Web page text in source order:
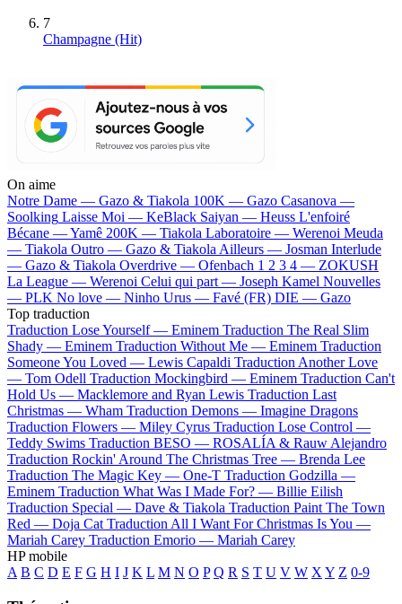
7
Champagne (Hit)
On aime
Notre Dame — Gazo & Tiakola 100K — Gazo Casanova —
Soolking Laisse Moi — KeBlack Saiyan — Heuss L'enfoiré
Bécane —Yamê 200K — Tiakola Laboratoire — Werenoi Meuda
— Tiakola Outro — Gazo & Tiakola Ailleurs — Josman Interlude
— Gazo & Tiakola Overdrive — Ofenbach 1 2 3 4 — ZOKUSH
La League — Werenoi Celui qui part — Joseph Kamel Nouvelles
— PLK No love — Ninho Urus — Favé (FR) DIE — Gazo
Top traduction
Traduction Lose Yourself — Eminem Traduction The Real Slim
Shady — Eminem Traduction Without Me — Eminem Traduction
Someone You Loved — Lewis Capaldi Traduction Another Love
— Tom Odell Traduction Mockingbird — Eminem Traduction Can't
Hold Us — Macklemore and Ryan Lewis Traduction Last
Christmas — Wham Traduction Demons — Imagine Dragons
Traduction Flowers — Miley Cyrus Traduction Lose Control —
Teddy Swims Traduction BESO — ROSALÍA & Rauw Alejandro
Traduction Rockin' Around The Christmas Tree — Brenda Lee
Traduction The Magic Key — One-T Traduction Godzilla —
Eminem Traduction What Was I Made For? — Billie Eilish
Traduction Special — Dave & Tiakola Traduction Paint The Town
Red — Doja Cat Traduction All I Want For Christmas Is You —
Mariah Carey Traduction Emorio — Mariah Carey
HP mobile
A B C D E F G H I J K L M N O P Q R S T U V W X Y Z 0-9